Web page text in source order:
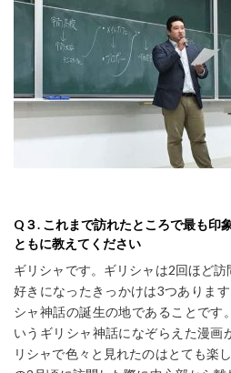
Q ３. これまで訪れたところで最も印
ともに教えてください
ギリシャです。ギリシャは2回ほど訪
好きになったきっかけは3つありま
シャ神話の誕生の地であることです
いうギリシャ神話になぞらえた漫画
リシャで色々と見れたのはとても楽